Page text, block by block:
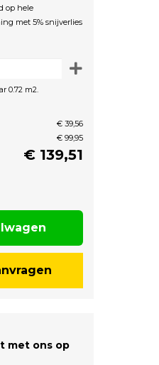
op hele
met 5% snijverlies
0.72 m2.
€ 39,56
€ 99,95
€ 139,51
met ons op